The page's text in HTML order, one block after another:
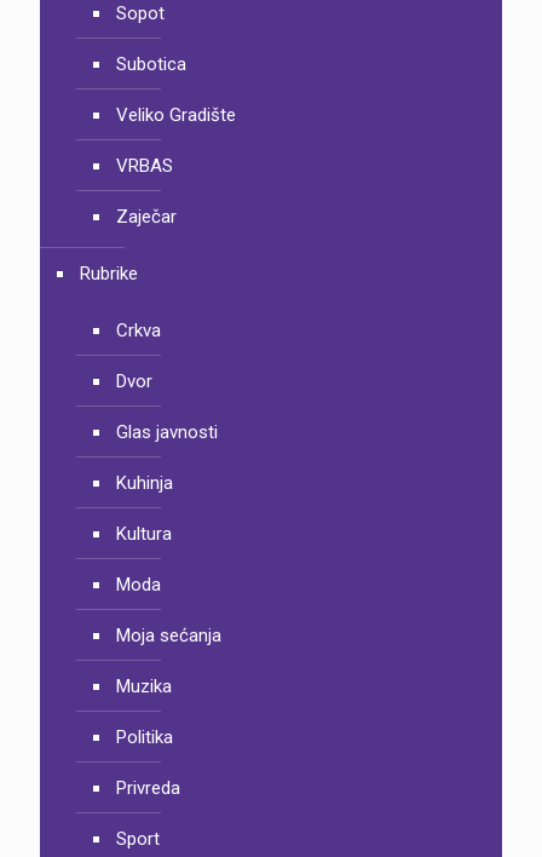
Sopot
Subotica
Veliko Gradište
VRBAS
Zaječar
Rubrike
Crkva
Dvor
Glas javnosti
Kuhinja
Kultura
Moda
Moja sećanja
Muzika
Politika
Privreda
Sport